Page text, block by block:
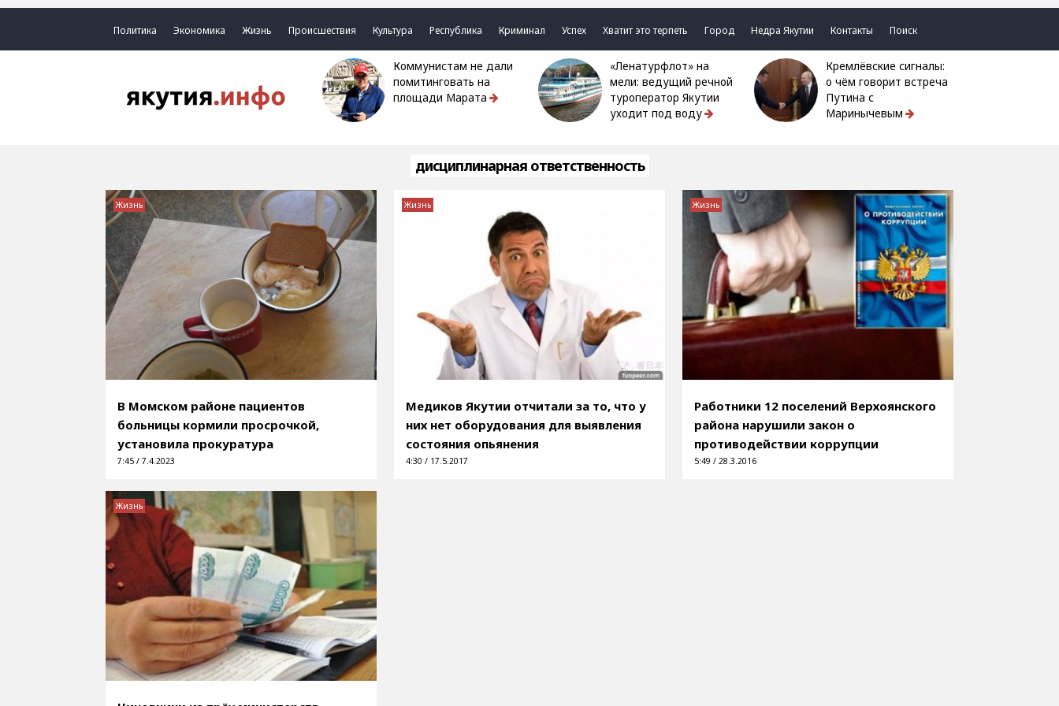
Политика Экономика Жизнь Происшествия Культура Республика Криминал Успех Хватит это терпеть Город Недра Якутии Контакты Поиск
Коммунистам не дали
помитинговать на
площади Марата
«Ленатурфлот» на
мели: ведущий речной
туроператор Якутии
уходит под воду
Кремлёвские сигналы:
о чём говорит встреча
Путина с
Маринычевым
дисциплинарная ответственность
В Момском районе пациентов
больницы кормили просрочкой,
установила прокуратура
7:45 / 7.4.2023
Жизнь
Медиков Якутии отчитали за то, что у
них нет оборудования для выявления
состояния опьянения
4:30 / 17.5.2017
Жизнь
Работники 12 поселений Верхоянского
района нарушили закон о
противодействии коррупции
5:49 / 28.3.2016
Жизнь
Жизнь